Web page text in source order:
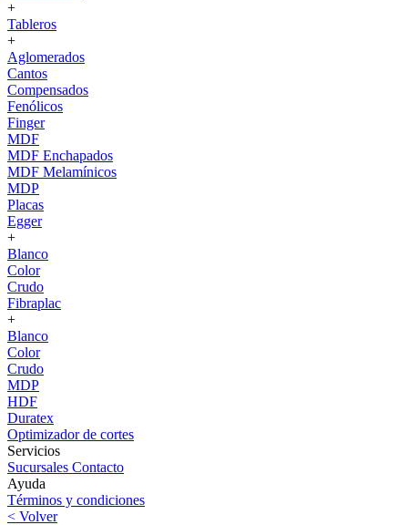
+
Tableros
+
Aglomerados
Cantos
Compensados
Fenólicos
Finger
MDF
MDF Enchapados
MDF Melamínicos
MDP
Placas
Egger
+
Blanco
Color
Crudo
Fibraplac
+
Blanco
Color
Crudo
MDP
HDF
Duratex
Optimizador de cortes
Servicios
Sucursales Contacto
Ayuda
Términos y condiciones
< Volver